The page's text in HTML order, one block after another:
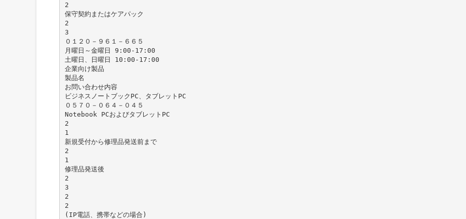
2
保守契約またはケアパック
2
3
０１２０－９６１－６６５
月曜日～金曜日 9:00-17:00
土曜日、日曜日 10:00-17:00
企業向け製品
製品名
お問い合わせ内容
ビジネスノートブックPC、タブレットPC
０５７０－０６４－０４５
Notebook PCおよびタブレットPC
2
1
新規受付から修理品発送前まで
2
1
修理品発送後
2
3
2
2
(IP電話、携帯などの場合)